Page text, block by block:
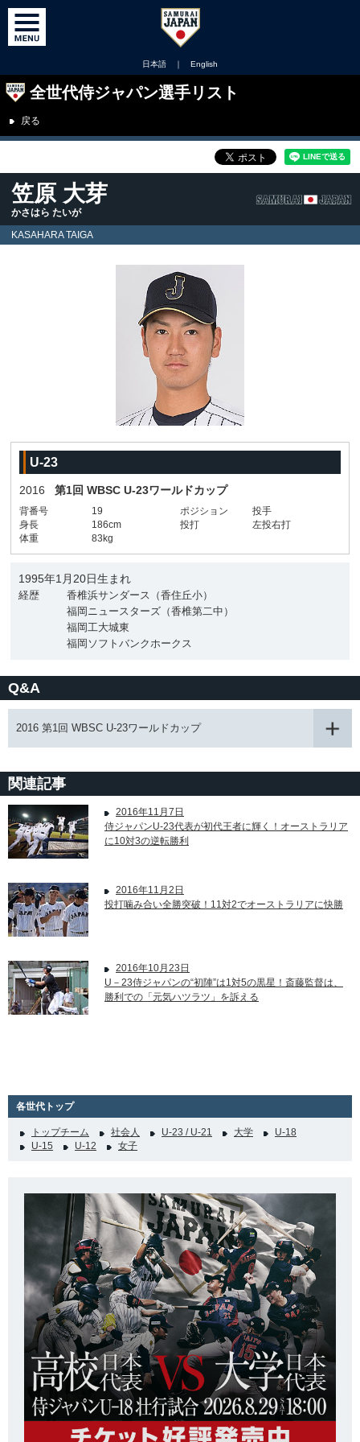
日本語 ｜ English
全世代侍ジャパン選手リスト
戻る
笠原 大芽
かさはら たいが
KASAHARA TAIGA
U-23
2016 第1回 WBSC U-23ワールドカップ
背番号 19 ポジション
投手
身長
186cm 投打
左投右打
体重
83kg
1995年1月20日生まれ
経歴
香椎浜サンダース（香住丘小）
福岡ニュースターズ（香椎第二中）
福岡工大城東
福岡ソフトバンクホークス
Q&A
2016 第1回 WBSC U-23ワールドカップ
関連記事
2016年11月7日
侍ジャパンU-23代表が初代王者に輝く！オーストラリア
に10対3の逆転勝利
2016年11月2日
投打噛み合い全勝突破！11対2でオーストラリアに快勝
2016年10月23日
U－23侍ジャパンの“初陣”は1対5の黒星！斎藤監督は、
勝利での「元気ハツラツ」を訴える
各世代トップ
トップチーム 社会人 U-23 / U-21 大学
U-18
U-15
U-12 女子